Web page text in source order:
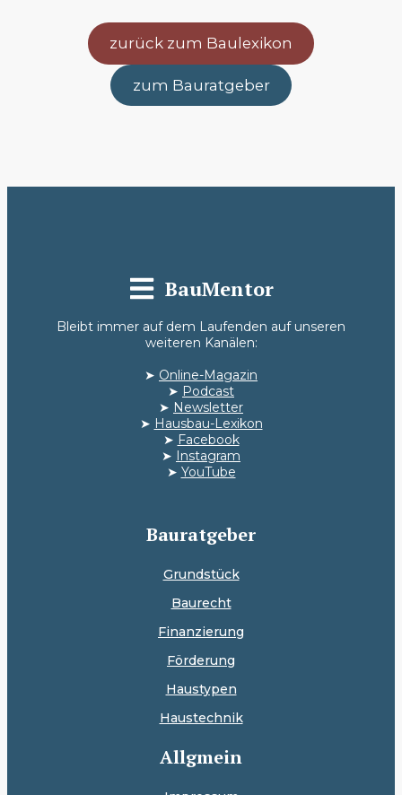
zurück zum Baulexikon
zum Bauratgeber
BauMentor
Bleibt immer auf dem Laufenden auf unseren
weiteren Kanälen:
➤ Online-Magazin
➤ Podcast
➤ Newsletter
➤ Hausbau-Lexikon
➤ Facebook
➤
Instagram
➤ YouTube
Bauratgeber
Grundstück
Baurecht
Finanzierung
Förderung
Haustypen
Haustechnik
Allgmein